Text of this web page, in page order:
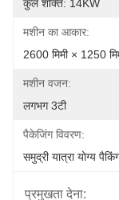
कुल शक्ति: 14KW
मशीन का आकार:
2600 मिमी × 1250
मशीन वजन:
लगभग 3टी
पैकेजिंग विवरण:
समुद्री यात्रा योग्य
प्रमुखता देना: